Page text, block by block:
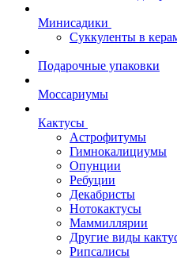
Минисадики
Суккуленты в
Подарочные упаковки
Моссариумы
Кактусы
Астрофитумы
Гимнокалициумы
Опунции
Ребуции
Декабристы
Нотокактусы
Маммиллярии
Другие виды
Рипсалисы